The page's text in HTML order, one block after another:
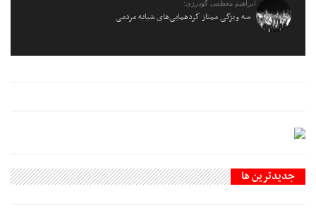
ابراهیم معظمی گودرزی:
سه ویژگی ممتاز گردهمایی‌های شبانه مردمی
جديدترين ها